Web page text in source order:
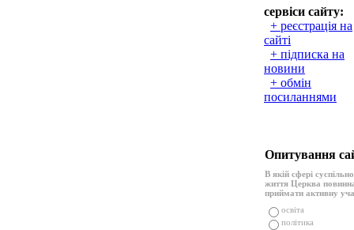
сервіси сайту:
+ реєстрація на
сайті
+ підписка на
новини
+ обмін
посиланнями
Опитування
В якій сфері
життя Церква
приймати активну
освіта
політика